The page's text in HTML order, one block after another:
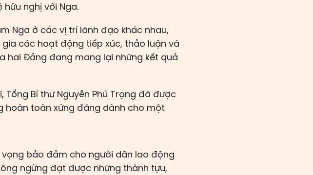
nghị với Nga.
Nga ở các vị trí lãnh đạo khác nhau,
các hoạt động tiếp xúc, thảo luận và
hai Đảng đang mang lại những kết quả
Bí thư Nguyễn Phú Trọng đã được
hoàn toàn xứng đáng dành cho một
vọng bảo đảm cho người dân lao động
ngừng đạt được những thành tựu,